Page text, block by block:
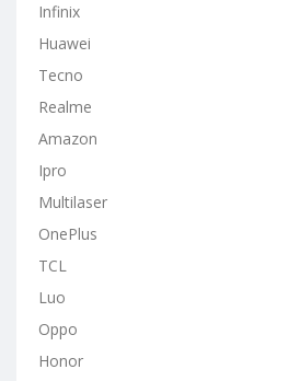
Infinix
Huawei
Tecno
Realme
Amazon
Ipro
Multilaser
OnePlus
TCL
Luo
Oppo
Honor